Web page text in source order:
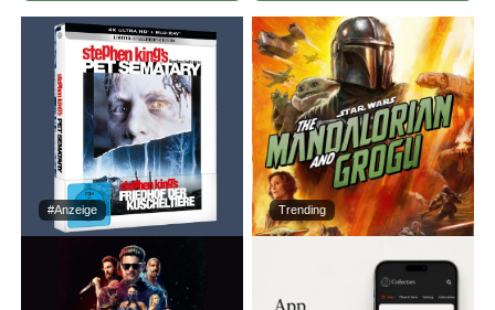
#Anzeige Trending